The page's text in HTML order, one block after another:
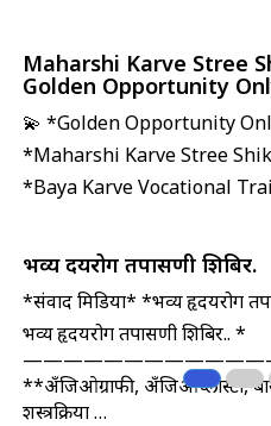
Maharshi Karve Stree
Golden Opportunity
💫 *Golden Opportunity
*Maharshi Karve Stree
*Baya Karve Vocational
भव्य हृदयरोग तपासणी शिबिर.
*संवाद मिडिया* *भव्य हृदयरोग
भव्य हृदयरोग तपासणी शिबिर.. *
**अँजिओग्राफी, अँजिओप्लास्टी,
शस्त्रक्रिया …